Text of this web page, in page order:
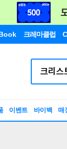
크레마클럽
이벤트 바이백 매